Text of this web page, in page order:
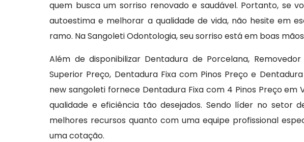
quem busca um sorriso renovado e saudável. Portanto, se
autoestima e melhorar a qualidade de vida, não hesite em
ramo. Na Sangoleti Odontologia, seu sorriso está em boas
Além de disponibilizar Dentadura de Porcelana,
Superior Preço, Dentadura Fixa com Pinos Preço e
new sangoleti fornece Dentadura Fixa com 4 Pinos Preço em
qualidade e eficiência tão desejados. Sendo líder no setor
melhores recursos quanto com uma equipe profissional
uma cotação.